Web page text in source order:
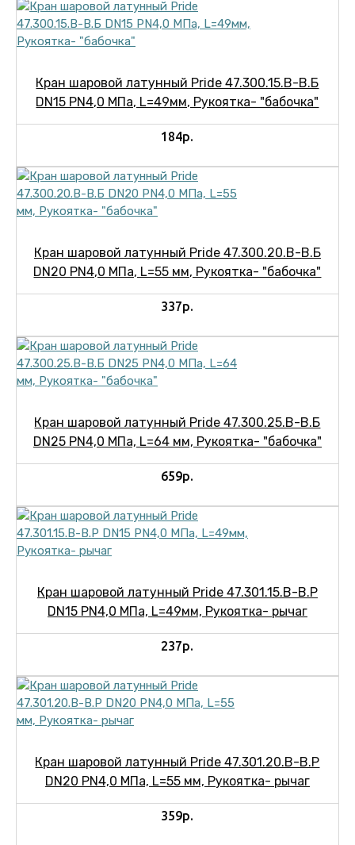
Кран шаровой латунный Pride 47.300.15.В-В.Б
DN15 PN4,0 МПа, L=49мм, Рукоятка- "бабочка"
184р.
Кран шаровой латунный Pride 47.300.20.В-В.Б
DN20 PN4,0 МПа, L=55 мм, Рукоятка- "бабочка"
337р.
Кран шаровой латунный Pride 47.300.25.В-В.Б
DN25 PN4,0 МПа, L=64 мм, Рукоятка- "бабочка"
659р.
Кран шаровой латунный Pride 47.301.15.В-В.Р
DN15 PN4,0 МПа, L=49мм, Рукоятка- рычаг
237р.
Кран шаровой латунный Pride 47.301.20.В-В.Р
DN20 PN4,0 МПа, L=55 мм, Рукоятка- рычаг
359р.